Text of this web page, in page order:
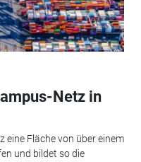
Netz in
eine Fläche von über einem
und bildet so die